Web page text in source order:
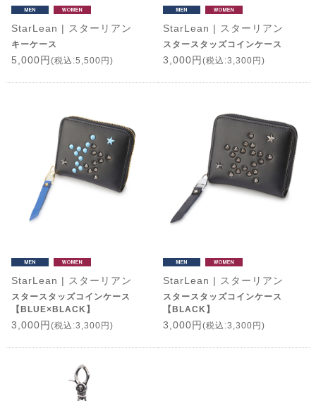
StarLean | スターリアン
キーケース
5,000円 (税込:5,500円)
StarLean | スターリアン
スタースタッズコインケース
3,000円 (税込:3,300円)
StarLean | スターリアン
スタースタッズコインケース
【BLUE×BLACK】
3,000円 (税込:3,300円)
StarLean | スターリアン
スタースタッズコインケース
【BLACK】
3,000円 (税込:3,300円)